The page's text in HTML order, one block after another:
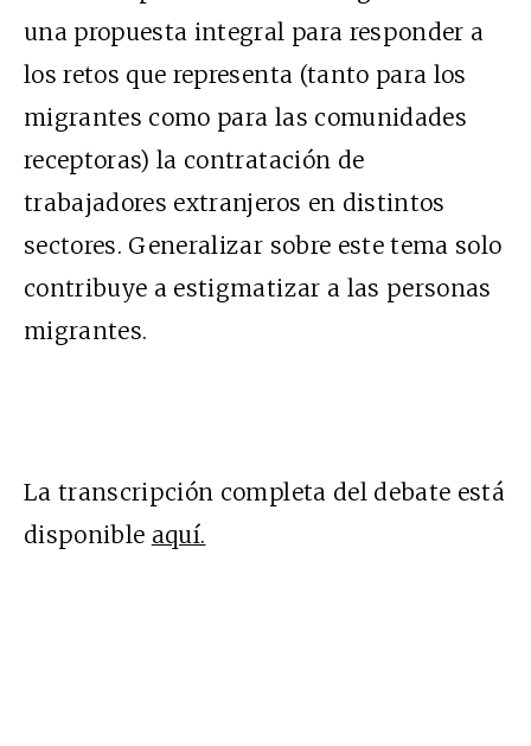
una propuesta integral para responder a
los retos que representa (tanto para los
migrantes como para las comunidades
receptoras) la contratación de
trabajadores extranjeros en distintos
sectores. Generalizar sobre este tema solo
contribuye a estigmatizar a las personas
migrantes.
La transcripción completa del debate está
disponible aquí.